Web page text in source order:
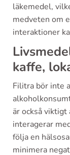
läkemedel,
medveten om
interaktioner
kaffe,
Filitra bör inte
är också
interagerar
följa en
minimera